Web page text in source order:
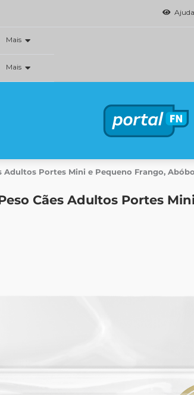
Ajuda
Mais
Mais
Portes Mini e Pequeno Frango,
Cães Adultos Portes